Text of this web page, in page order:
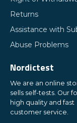
Returns
Assistance with
Abuse Problems
Nordictest
We are an online
sells self-tests. Our
high quality and fast
customer service.